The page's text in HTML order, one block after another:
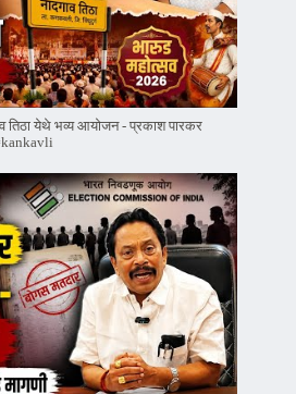
तिठा येथे भव्य आयोजन - प्रकाश पारकर